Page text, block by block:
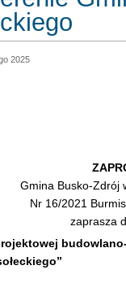
2025
Gmina Busko-Zdrój
Nr 16/2021
zaprasza